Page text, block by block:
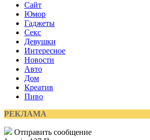
Сайт
Юмор
Гаджеты
Секс
Девушки
Интересное
Новости
Авто
Дом
Креатив
Пиво
РЕКЛАМА
Отправить сообщение